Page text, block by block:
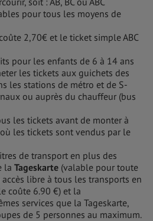
pour tous les moyens de
2,70€ et le ticket simple ABC
pour les enfants de 6 à 14 ans
les tickets aux guichets des
les stations de métro et de S-
ou auprès du chauffeur (bus
les tickets avant de monter à
les tickets sont vendus par le
de transport en plus des
la Tageskarte (valable pour toute
libre à tous les transports en
coûte 6.90 €) et la
services que la Tageskarte,
de 5 personnes au maximum.